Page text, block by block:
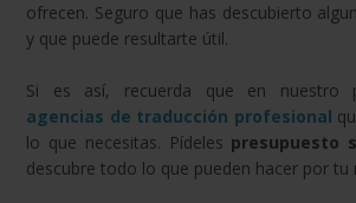
ofrecen. Seguro que has descubierto
y que puede resultarte útil.
Si es así, recuerda que en nuestro
agencias de traducción profesional
lo que necesitas. Pídeles presupuesto
descubre todo lo que pueden hacer por tu